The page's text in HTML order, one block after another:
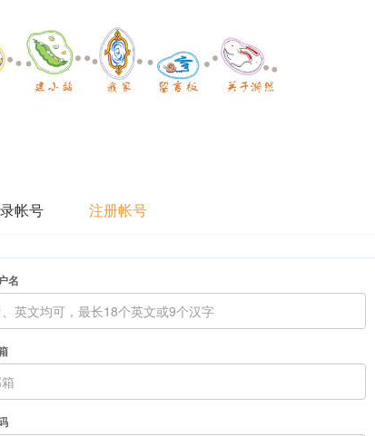
帐号 注册帐号
名